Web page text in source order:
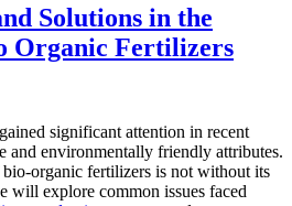
Solutions in the
Organic Fertilizers
significant attention in recent
and environmentally friendly attributes.
organic fertilizers is not without its
will explore common issues faced